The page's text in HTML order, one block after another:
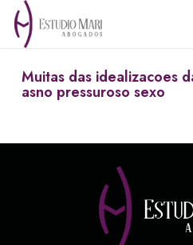
Muitas das idealizacoes
asno pressuroso sexo